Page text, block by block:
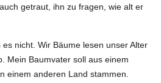
getraut, ihn zu fragen, wie alt er
es nicht. Wir Bäume lesen unser Alter
Mein Baumvater soll aus einem
einem anderen Land stammen.